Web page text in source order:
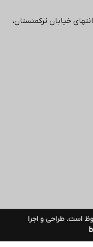
خیابان ترکمنستان،